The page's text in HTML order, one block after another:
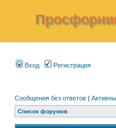
Вход Регистрация
Сообщения без ответов |
Список форумов